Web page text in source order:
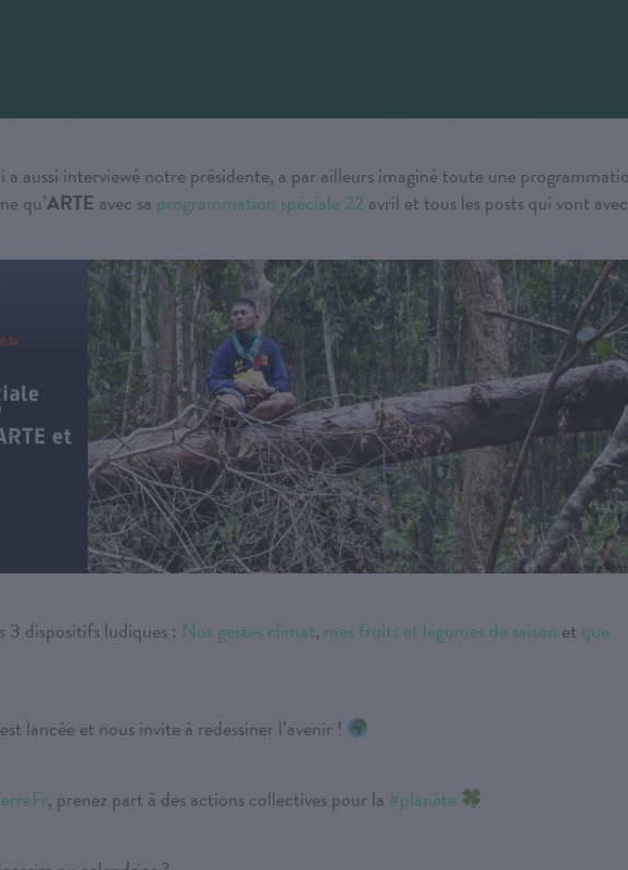
a aussi interviewé notre présidente, a par ailleurs imaginé toute une
qu’ARTE avec sa programmation spéciale 22 avril et tous les posts qui vont
3 dispositifs ludiques : Nos gestes climat, mes fruits et légumes de saison et que
lancée et nous invite à redessiner l’avenir !
, prenez part à des actions collectives pour la #planète